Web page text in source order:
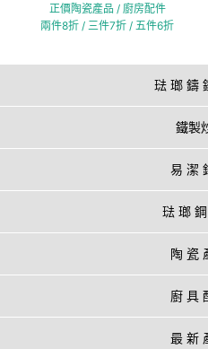
正價陶瓷產品 / 廚房配件
兩件8折 / 三件7折 / 五件6折
琺 瑯 鑄
鐵製
易 潔
琺 瑯
陶 瓷
廚 具
最 新